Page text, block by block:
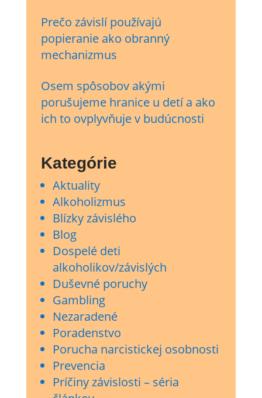
Prečo závislí používajú
popieranie ako obranný
mechanizmus
Osem spôsobov akými
porušujeme hranice u detí a ako
ich to ovplyvňuje v budúcnosti
Kategórie
Aktuality
Alkoholizmus
Blízky závislého
Blog
Dospelé deti
alkoholikov/závislých
Duševné poruchy
Gambling
Nezaradené
Poradenstvo
Porucha narcistickej osobnosti
Prevencia
Príčiny závislosti – séria